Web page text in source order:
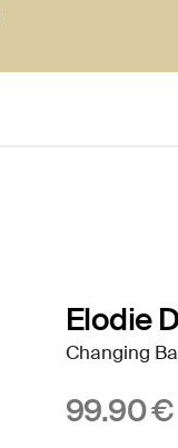
Elodie
Changing
99.90 €